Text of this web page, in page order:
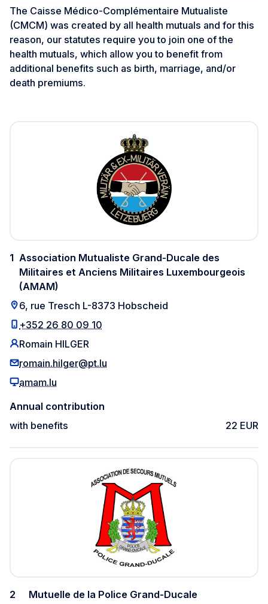
The Caisse Médico-Complémentaire Mutualiste
(CMCM) was created by all health mutuals and for this
reason, our statutes require you to join one of the
health mutuals, which allow you to benefit from
additional benefits such as birth, marriage, and/or
death premiums.
Association Mutualiste Grand-Ducale des
Militaires et Anciens Militaires Luxembourgeois
(AMAM)
1
6, rue Tresch L-8373 Hobscheid
+352 26 80 09 10
Romain HILGER
romain.hilger@pt.lu
amam.lu
Annual contribution
with benefits
22 EUR
Mutuelle de la Police Grand-Ducale
2